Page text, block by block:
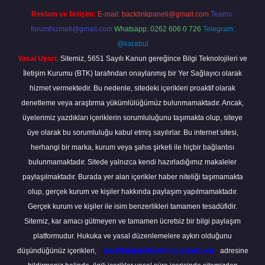
Reklam ve İletişim: E-mail: backlinkpaneli@gmail.com Teams:
forumhizmeti@gmail.com Whatsapp: 0262 606 0 726 Telegram:
@karabul
Yasal Uyarı: Sitemiz, 5651 Sayılı Kanun gereğince Bilgi Teknolojileri ve
İletişim Kurumu (BTK) tarafından onaylanmış bir Yer Sağlayıcı olarak
hizmet vermektedir. Bu nedenle, sitedeki içerikleri proaktif olarak
denetleme veya araştırma yükümlülüğümüz bulunmamaktadır. Ancak,
üyelerimiz yazdıkları içeriklerin sorumluluğunu taşımakta olup, siteye
üye olarak bu sorumluluğu kabul etmiş sayılırlar. Bu internet sitesi,
herhangi bir marka, kurum veya şahıs şirketi ile hiçbir bağlantısı
bulunmamaktadır. Sitede yalnızca kendi hazırladığımız makaleler
paylaşılmaktadır. Burada yer alan içerikler haber niteliği taşımamakta
olup, gerçek kurum ve kişiler hakkında paylaşım yapılmamaktadır.
Gerçek kurum ve kişiler ile isim benzerlikleri tamamen tesadüfidir.
Sitemiz, kar amacı gütmeyen ve tamamen ücretsiz bir bilgi paylaşım
platformudur. Hukuka ve yasal düzenlemelere aykırı olduğunu
düşündüğünüz içerikleri,
backlinkpanelicomtr@gmail.com
adresine